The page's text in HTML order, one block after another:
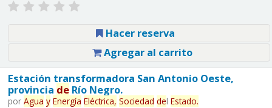
Hacer reserva
Agregar al carrito
Estación transformadora San Antonio Oeste,
provincia deRío Negro.
por Agua y Energía Eléctrica, Sociedad del Estado.